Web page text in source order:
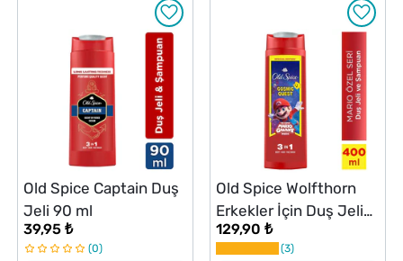
Old Spice Captain Duş
Jeli 90 ml
39,95 ₺
0
Old Spice Wolfthorn
Erkekler İçin Duş Jeli
ve Şampuan 400 ml
129,90 ₺
3